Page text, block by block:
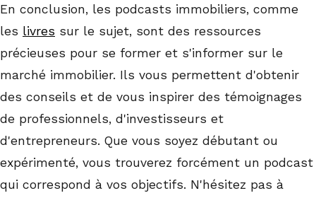
En conclusion, les podcasts immobiliers, comme
les livres sur le sujet, sont des ressources
précieuses pour se former et s'informer sur le
marché immobilier. Ils vous permettent d'obtenir
des conseils et de vous inspirer des témoignages
de professionnels, d'investisseurs et
d'entrepreneurs. Que vous soyez débutant ou
expérimenté, vous trouverez forcément un podcast
qui correspond à vos objectifs. N'hésitez pas à